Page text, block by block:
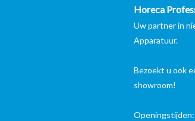
Horeca
Uw partner in
Apparatuur.
Bezoekt u ook
showroom!
Openingstijden: